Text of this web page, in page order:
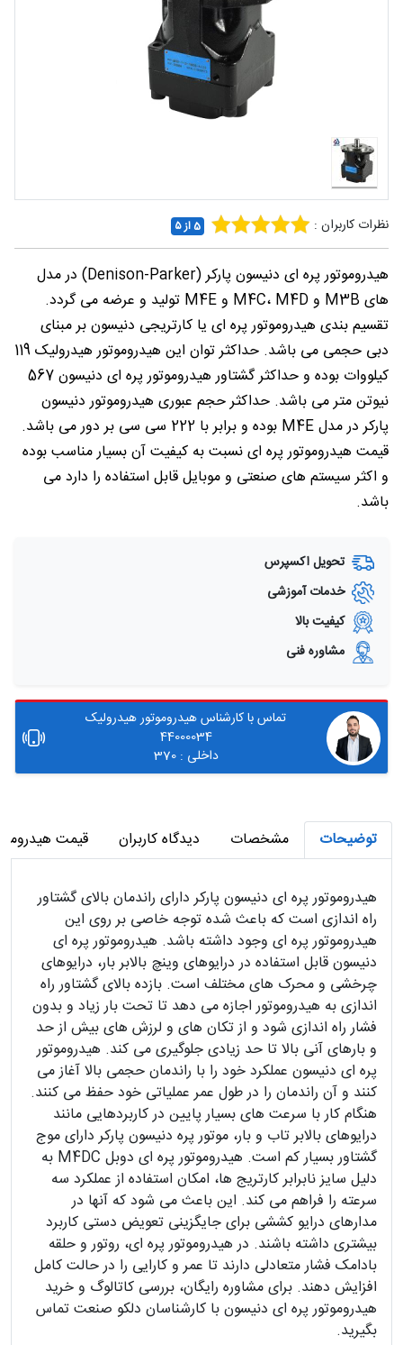
درباره
ما
نظرات کاربران : 5 از ۵
هیدروموتور پره ای دنیسون پارکر (Denison-Parker) در مدل
های M3B و M4C، M4D و M4E تولید و عرضه می گردد.
تقسیم بندی هیدروموتور پره ای یا کارتریجی دنیسون بر مبنای
دبی حجمی می باشد. حداکثر توان این هیدروموتور هیدرولیک 119
کیلووات بوده و حداکثر گشتاور هیدروموتور پره ای دنیسون 567
نیوتن متر می باشد. حداکثر حجم عبوری هیدروموتور دنیسون
پارکر در مدل M4E بوده و برابر با 222 سی سی بر دور می باشد.
قیمت هیدروموتور پره ای نسبت به کیفیت آن بسیار مناسب بوده
و اکثر سیستم های صنعتی و موبایل قابل استفاده را دارد می
باشد.
تحویل اکسپرس
خدمات آموزشی
کیفیت بالا
مشاوره فنی
تماس با کارشناس هیدروموتور هیدرولیک
44000034
داخلی : 370
توضیحات مشخصات دیدگاه کاربران قیمت
هیدروموتور پره ای دنیسون پارکر دارای راندمان بالای گشتاور
راه اندازی است که باعث شده توجه خاصی بر روی این
هیدروموتور پره ای وجود داشته باشد. هیدروموتور پره ای
دنیسون قابل استفاده در درایوهای وینچ بالابر بار، درایوهای
چرخشی و محرک های مختلف است. بازده بالای گشتاور راه
اندازی به هیدروموتور اجازه می دهد تا تحت بار زیاد و بدون
فشار راه اندازی شود و از تکان های و لرزش های بیش از حد
و بارهای آنی بالا تا حد زیادی جلوگیری می کند. هیدروموتور
پره ای دنیسون عملکرد خود را با راندمان حجمی بالا آغاز می
کنند و آن راندمان را در طول عمر عملیاتی خود حفظ می کنند.
هنگام کار با سرعت های بسیار پایین در کاربردهایی مانند
درایوهای بالابر تاب و بار، موتور پره دنیسون پارکر دارای موج
گشتاور بسیار کم است. هیدروموتور پره ای دوبل M4DC به
دلیل سایز نابرابر کارتریج ها، امکان استفاده از عملکرد سه
سرعته را فراهم می کند. این باعث می شود که آنها در
مدارهای درایو کششی برای جایگزینی تعویض دستی کاربرد
بیشتری داشته باشند. در هیدروموتور پره ای، روتور و حلقه
بادامک فشار متعادلی دارند تا عمر و کارایی را در حالت کامل
افزایش دهند. برای مشاوره رایگان، بررسی کاتالوگ و خرید
هیدروموتور پره ای دنیسون با کارشناسان دلکو صنعت تماس
بگیرید.